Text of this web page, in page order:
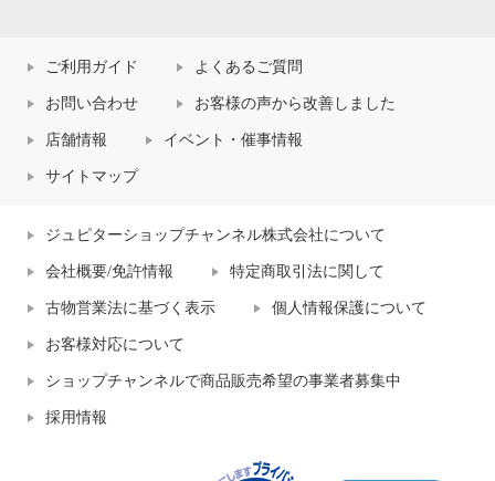
ご利用ガイド よくあるご質問
お問い合わせ お客様の声から改善しました
店舗情報 イベント・催事情報
サイトマップ
ジュピターショップチャンネル株式会社について
会社概要/免許情報 特定商取引法に関して
古物営業法に基づく表示 個人情報保護について
お客様対応について
ショップチャンネルで商品販売希望の事業者募集中
採用情報